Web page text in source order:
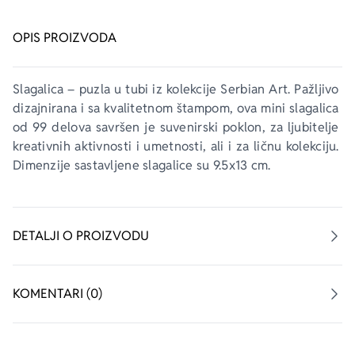
OPIS PROIZVODA
Slagalica – puzla u tubi iz kolekcije Serbian Art. Pažljivo
dizajnirana i sa kvalitetnom štampom, ova mini slagalica
od 99 delova savršen je suvenirski poklon, za ljubitelje
kreativnih aktivnosti i umetnosti, ali i za ličnu kolekciju.
Dimenzije sastavljene slagalice su 9.5x13 cm.
DETALJI O PROIZVODU
KOMENTARI (0)